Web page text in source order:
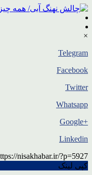
×
Telegram
Facebook
Twitter
Whatsapp
+Google
Linkedin
nisakhabar.ir/?p=5927
کپی لینک